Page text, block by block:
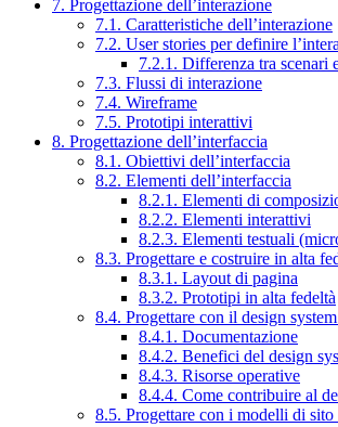
7. Progettazione dell’interazione
7.1. Caratteristiche dell’interazione
7.2. User stories per definire
7.2.1. Differenza tra scenari
7.3. Flussi di interazione
7.4. Wireframe
7.5. Prototipi interattivi
8. Progettazione dell’interfaccia
8.1. Obiettivi dell’interfaccia
8.2. Elementi dell’interfaccia
8.2.1. Elementi di
8.2.2. Elementi interattivi
8.2.3. Elementi testuali
8.3. Progettare e costruire in alta
8.3.1. Layout di pagina
8.3.2. Prototipi in alta fedeltà
8.4. Progettare con il design
8.4.1. Documentazione
8.4.2. Benefici del design
8.4.3. Risorse operative
8.4.4. Come contribuire al
8.5. Progettare con i modelli di sito